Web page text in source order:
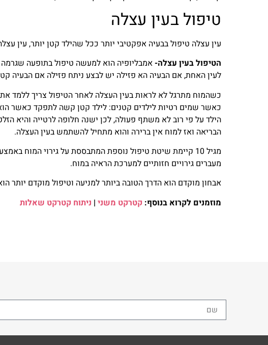
טיפול בעין עצלה
עין עצלה טיפול בבעיה אפקטיבי יותר ככל שהילד קטן יותר, עין עצלה טיפול מעל גיל 6
הטיפול בעין עצלה-אמבליופיה הוא למעשה טיפול בתופעה
לעין האחת, אם הבעיה הא פזילה יש לבצע ניתח פזילה אם הבעיה
כשהמוח מתרגל לא לראות בעין העצלה לאחר הטיפול צריך ללמד
כאשר שמים רטיות לילדים קטנים: לילד קטן קשה לתפקד כאשר
הילד על פי רוב לא משתף פעולה, לכן ישנה חלופה לרטייה והיא
הבריאה ואז למוח אין ברירה והוא מתחיל להשתמש בעין העצלה.
מגיל 10 קיימת שיטת טיפול נוספת המתבססת על גירוי המוח באמצעות הנוירוויז'ן גירוי
מעברים גירויים חזותיים למערכת הראיה במוח.
אבחון מוקדם הוא הדרך הטובה ביותר למניעה וטיפול מוקדם יותר
מוזמנים לקרוא בנוסף: קטרקט משני | ניתוח קטרקט שאלות